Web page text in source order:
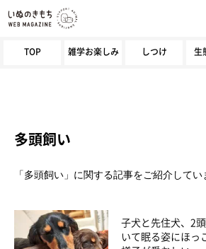
TOP 雑学お楽しみ しつけ 生
多頭飼い
「多頭飼い」に関する記事をご紹介してい
子犬と先住犬、2
いて眠る姿にほ